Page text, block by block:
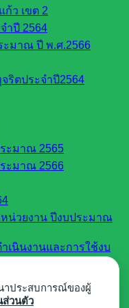
ว เขต 2
ำปี 2564
ะมาณ ปี พ.ศ.2566
ริตประจำปี2564
ะมาณ 2565
ะมาณ 2566
น่วยงาน ปีงบประมาณ
เนินงานและการใช้งบ
Design By SK2 ICT
าประสบการณ์ของผู้
ส่วนตัว